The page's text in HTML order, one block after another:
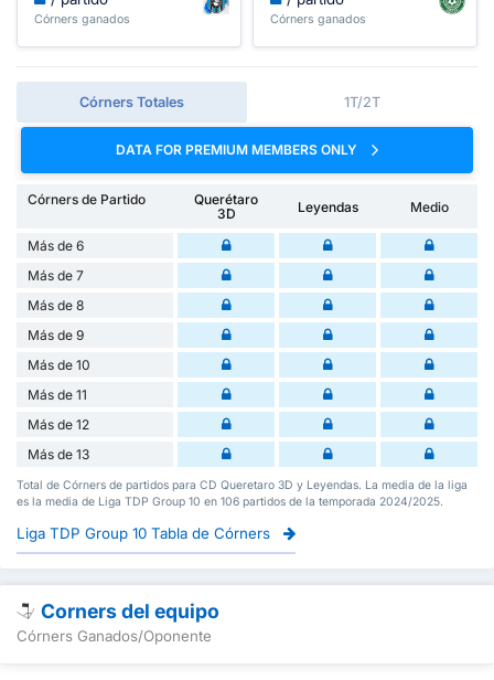
Córners ganados Córners ganados
Córners Totales 1T/2T
DATA FOR PREMIUM MEMBERS ONLY
Córners de Partido
Querétaro
3D
Leyendas Medio
Más de 6
Más de 7
Más de 8
Más de 9
Más de 10
Más de 11
Más de 12
Más de 13
Total de Córners de partidos para CD Queretaro 3D y Leyendas. La media de la liga
es la media de Liga TDP Group 10 en 106 partidos de la temporada 2024/2025.
Liga TDP Group 10 Tabla de Córners
Corners del equipo
Córners Ganados/Oponente